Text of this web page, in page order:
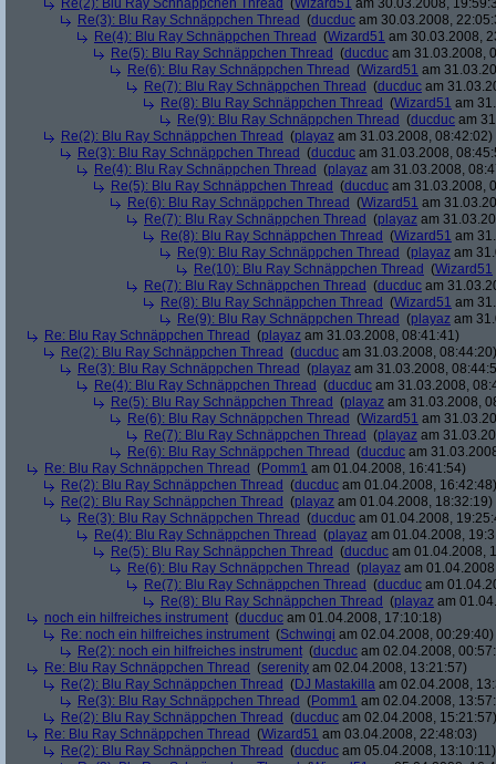
Re(2): Blu Ray Schnäppchen Thread (Wizard51 am 30.03.2008,
Re(3): Blu Ray Schnäppchen Thread (ducduc am 30.03.2008,
Re(4): Blu Ray Schnäppchen Thread (Wizard51 am 30.03.2008,
Re(5): Blu Ray Schnäppchen Thread (ducduc am 31.03.2008,
Re(6): Blu Ray Schnäppchen Thread (Wizard51 am
Re(7): Blu Ray Schnäppchen Thread (ducduc am
Re(8): Blu Ray Schnäppchen Thread (Wizard51 am
Re(9): Blu Ray Schnäppchen Thread (ducduc am
Re(2): Blu Ray Schnäppchen Thread (playaz am 31.03.2008, 08:42:02)
Re(3): Blu Ray Schnäppchen Thread (ducduc am 31.03.2008,
Re(4): Blu Ray Schnäppchen Thread (playaz am 31.03.2008,
Re(5): Blu Ray Schnäppchen Thread (ducduc am 31.03.2008,
Re(6): Blu Ray Schnäppchen Thread (Wizard51 am
Re(7): Blu Ray Schnäppchen Thread (playaz am
Re(8): Blu Ray Schnäppchen Thread (Wizard51 am
Re(9): Blu Ray Schnäppchen Thread (playaz am
Re(10): Blu Ray Schnäppchen Thread (Wizard51
Re(7): Blu Ray Schnäppchen Thread (ducduc am
Re(8): Blu Ray Schnäppchen Thread (Wizard51 am
Re(9): Blu Ray Schnäppchen Thread (playaz am
Re: Blu Ray Schnäppchen Thread (playaz am 31.03.2008, 08:41:41)
Re(2): Blu Ray Schnäppchen Thread (ducduc am 31.03.2008, 08:44:20)
Re(3): Blu Ray Schnäppchen Thread (playaz am 31.03.2008,
Re(4): Blu Ray Schnäppchen Thread (ducduc am 31.03.2008,
Re(5): Blu Ray Schnäppchen Thread (playaz am 31.03.2008,
Re(6): Blu Ray Schnäppchen Thread (Wizard51 am
Re(7): Blu Ray Schnäppchen Thread (playaz am
Re(6): Blu Ray Schnäppchen Thread (ducduc am
Re: Blu Ray Schnäppchen Thread (Pomm1 am 01.04.2008, 16:41:54)
Re(2): Blu Ray Schnäppchen Thread (ducduc am 01.04.2008, 16:42:48)
Re(2): Blu Ray Schnäppchen Thread (playaz am 01.04.2008, 18:32:19)
Re(3): Blu Ray Schnäppchen Thread (ducduc am 01.04.2008,
Re(4): Blu Ray Schnäppchen Thread (playaz am 01.04.2008,
Re(5): Blu Ray Schnäppchen Thread (ducduc am 01.04.2008,
Re(6): Blu Ray Schnäppchen Thread (playaz am
Re(7): Blu Ray Schnäppchen Thread (ducduc am
Re(8): Blu Ray Schnäppchen Thread (playaz am
noch ein hilfreiches instrument (ducduc am 01.04.2008, 17:10:18)
Re: noch ein hilfreiches instrument (Schwingi am 02.04.2008, 00:29:40)
Re(2): noch ein hilfreiches instrument (ducduc am 02.04.2008,
Re: Blu Ray Schnäppchen Thread (serenity am 02.04.2008, 13:21:57)
Re(2): Blu Ray Schnäppchen Thread (DJ Mastakilla am 02.04.2008,
Re(3): Blu Ray Schnäppchen Thread (Pomm1 am 02.04.2008,
Re(2): Blu Ray Schnäppchen Thread (ducduc am 02.04.2008, 15:21:57)
Re: Blu Ray Schnäppchen Thread (Wizard51 am 03.04.2008, 22:48:03)
Re(2): Blu Ray Schnäppchen Thread (ducduc am 05.04.2008, 13:10:11)